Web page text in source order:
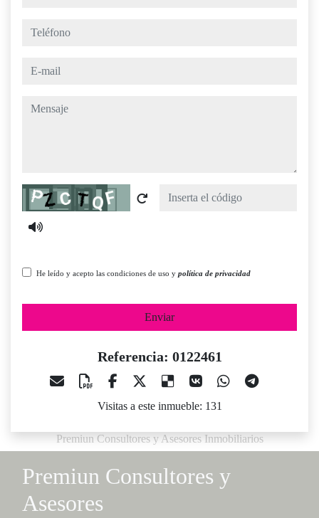
teléfono
e-mail
mensaje
Captcha
He leído y acepto las condiciones de uso y política de privacidad
Enviar
Referencia: 0122461
Visitas a este inmueble: 131
Premiun Consultores y Asesores Inmobiliarios
Premiun Consultores y
Asesores